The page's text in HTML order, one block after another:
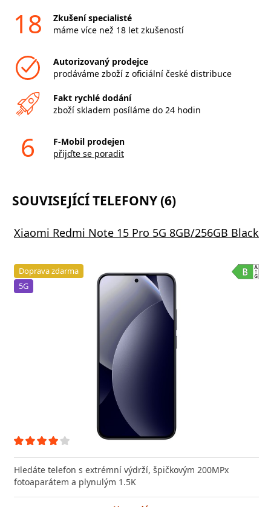
18
Zkušení specialisté
máme více než 18 let zkušeností
Autorizovaný prodejce
prodáváme zboží z oficiální české distribuce
Fakt rychlé dodání
zboží skladem posíláme do 24 hodin
6
F-Mobil prodejen
přijďte se poradit
SOUVISEJÍCÍ TELEFONY (6)
Xiaomi Redmi Note 15 Pro 5G 8GB/256GB Black
Doprava zdarma
5G
Hledáte telefon s extrémní výdrží, špičkovým 200MPx
fotoaparátem a plynulým 1.5K